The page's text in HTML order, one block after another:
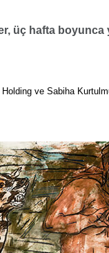
üç hafta boyunca
ve Sabiha